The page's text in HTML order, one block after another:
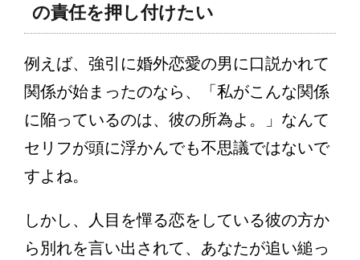
の責任を押し付けたい
例えば、強引に婚外恋愛の男に口説かれて
関係が始まったのなら、「私がこんな関係
に陥っているのは、彼の所為よ。」なんて
セリフが頭に浮かんでも不思議ではないで
すよね。
しかし、人目を憚る恋をしている彼の方か
ら別れを言い出されて、あなたが追い縋っ